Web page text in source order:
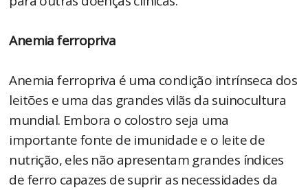
Anemia ferropriva
Anemia ferropriva é uma condição intrínseca dos
leitões e uma das grandes vilãs da suinocultura
mundial. Embora o colostro seja uma
importante fonte de imunidade e o leite de
nutrição, eles não apresentam grandes índices
de ferro capazes de suprir as necessidades da